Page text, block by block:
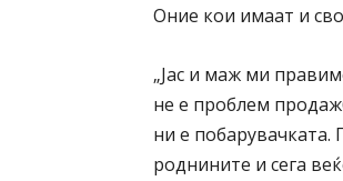
Оние кои имаат и
„Јас и маж ми
не е проблем
ни е побарувачката.
роднините и сега